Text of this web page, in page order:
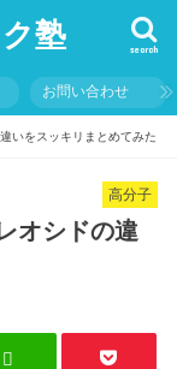
塾 search
お問い合わせ
いをスッキリまとめてみた
高分子
オシドの違